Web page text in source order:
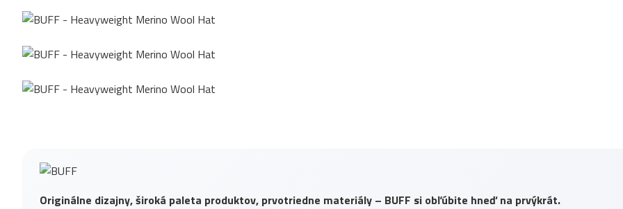
Originálne dizajny, široká paleta produktov, prvotriedne materiály – BUFF si obľúbite hneď na prvýkrát.